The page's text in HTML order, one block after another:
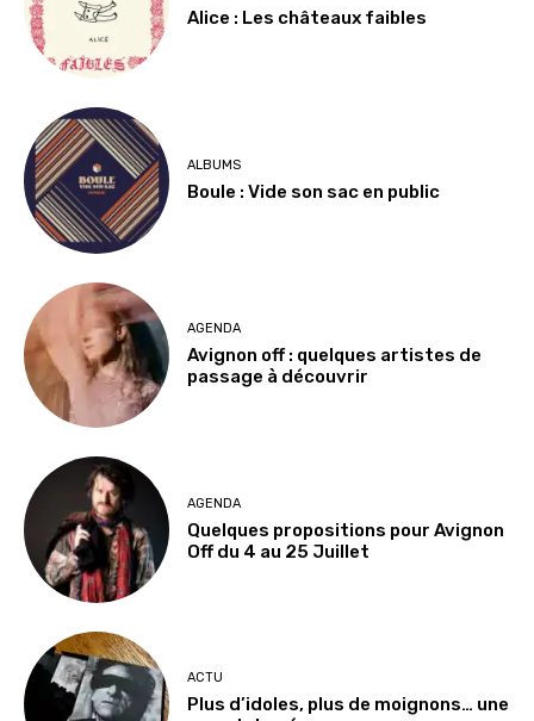
Alice : Les châteaux faibles
ALBUMS
Boule : Vide son sac en public
AGENDA
Avignon off : quelques artistes de
passage à découvrir
AGENDA
Quelques propositions pour Avignon
Off du 4 au 25 Juillet
ACTU
Plus d’idoles, plus de moignons… une